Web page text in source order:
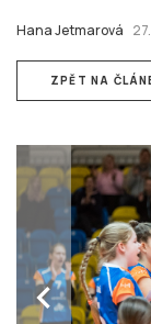
Hana Jetmarová
ZPĚT NA
chevron_left